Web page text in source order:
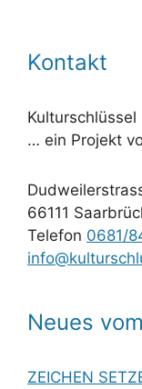
Kontakt
Kulturschlüssel
… ein Projekt
66111
Telefon 0681/
Neues
ZEICHEN